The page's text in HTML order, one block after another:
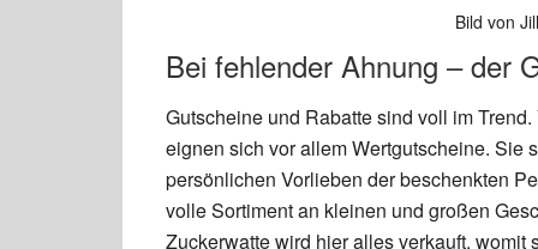
Bild von
Bei fehlender Ahnung – der
Gutscheine und Rabatte sind voll im
eignen sich vor allem Wertgutscheine. Sie
persönlichen Vorlieben der beschenkten
volle Sortiment an kleinen und großen
Zuckerwatte wird hier alles verkauft,